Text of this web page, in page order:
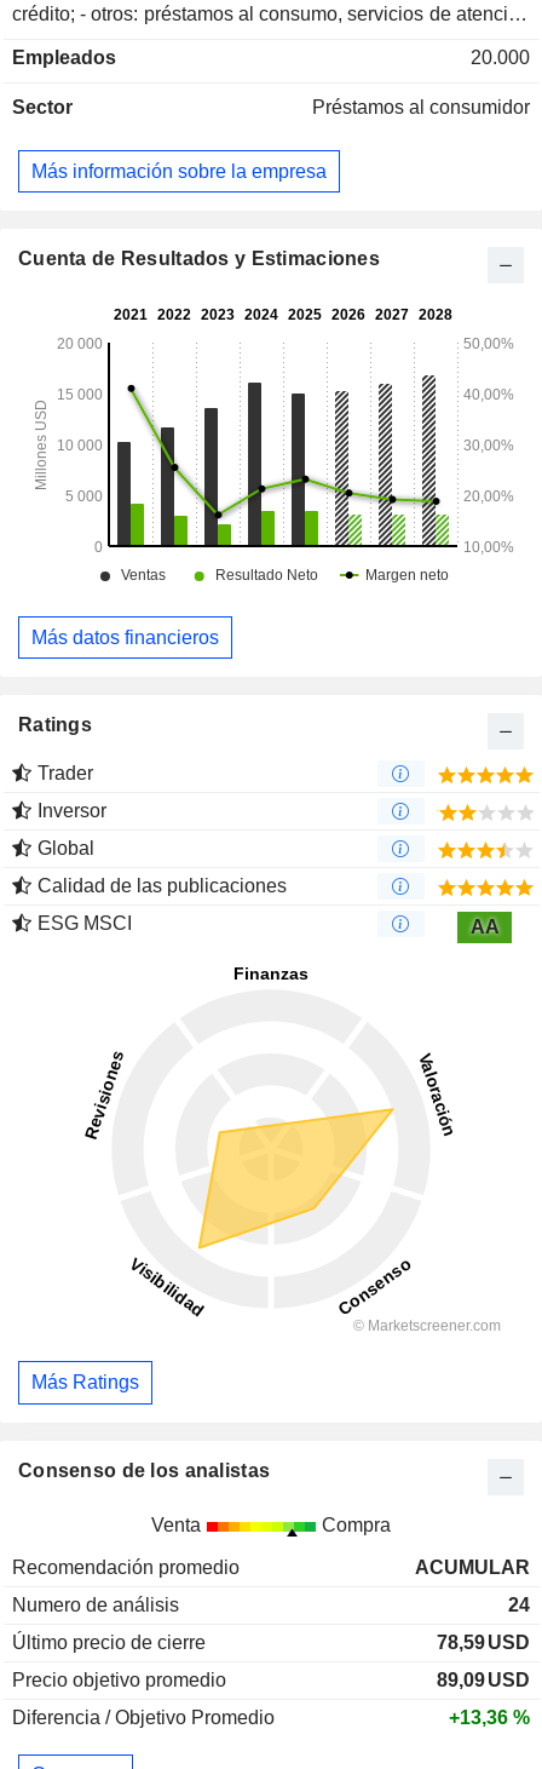
crédito; - otros: préstamos al consumo, servicios de atención
valor, salud y bienestar y estilo de vida A finales de 2025, el
estadounidenses en préstamos pendientes y 70,7 millones
Empleados 20.000
Sector Préstamos al consumidor
Más información sobre la empresa
Cuenta de Resultados y Estimaciones
Más datos financieros
Ratings
Trader
Inversor
Global
Calidad de las publicaciones
ESG MSCI
AA
Más Ratings
Consenso de los analistas
Venta Compra
Recomendación promedio
ACUMULAR
Numero de análisis
24
Último precio de cierre
78,59USD
Precio objetivo promedio
89,09USD
Diferencia / Objetivo Promedio
+13,36 %